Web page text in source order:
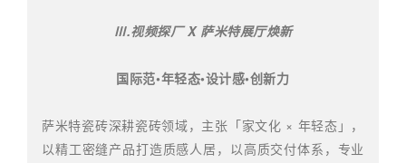
Ⅲ.视频探厂 X 萨米特展厅焕新
国际范•年轻态•设计感•创新力
萨米特瓷砖深耕瓷砖领域，主张「家文化 × 年轻态」，
以精工密缝产品打造质感人居，以高质交付体系，专业